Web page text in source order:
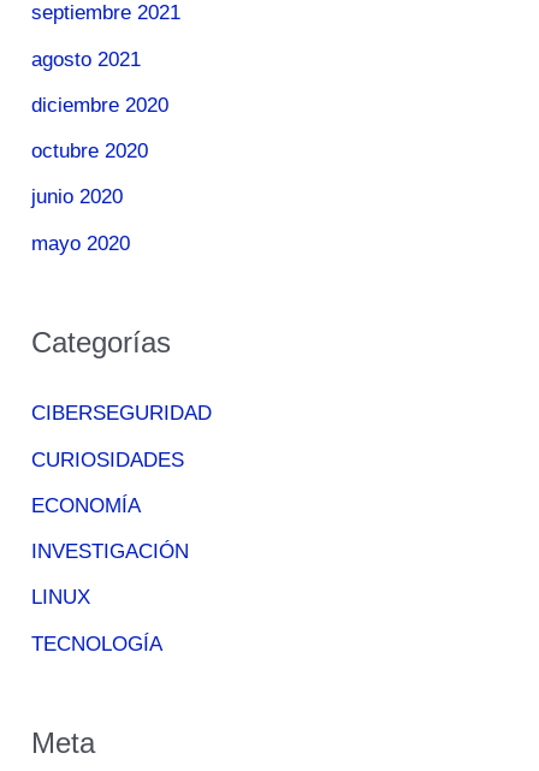
septiembre 2021
agosto 2021
diciembre 2020
octubre 2020
junio 2020
mayo 2020
Categorías
CIBERSEGURIDAD
CURIOSIDADES
ECONOMÍA
INVESTIGACIÓN
LINUX
TECNOLOGÍA
Meta